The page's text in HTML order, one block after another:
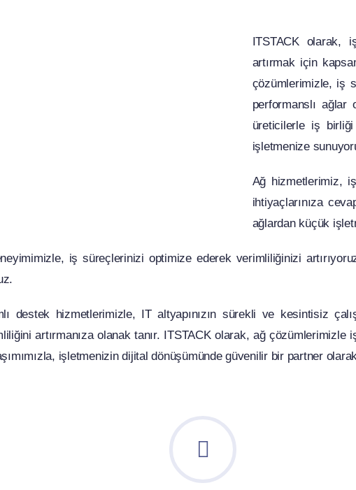
ITSTACK olarak,
artırmak için
çözümlerimizle, iş
performanslı ağlar
üreticilerle iş
işletmenize
Ağ hizmetlerimiz,
ihtiyaçlarınıza
ağlardan küçük
iş süreçlerinizi optimize ederek verimliliğinizi
destek hizmetlerimizle, IT altyapınızın sürekli ve kesintisiz
artırmanıza olanak tanır. ITSTACK olarak, ağ
işletmenizin dijital dönüşümünde güvenilir bir partner olarak